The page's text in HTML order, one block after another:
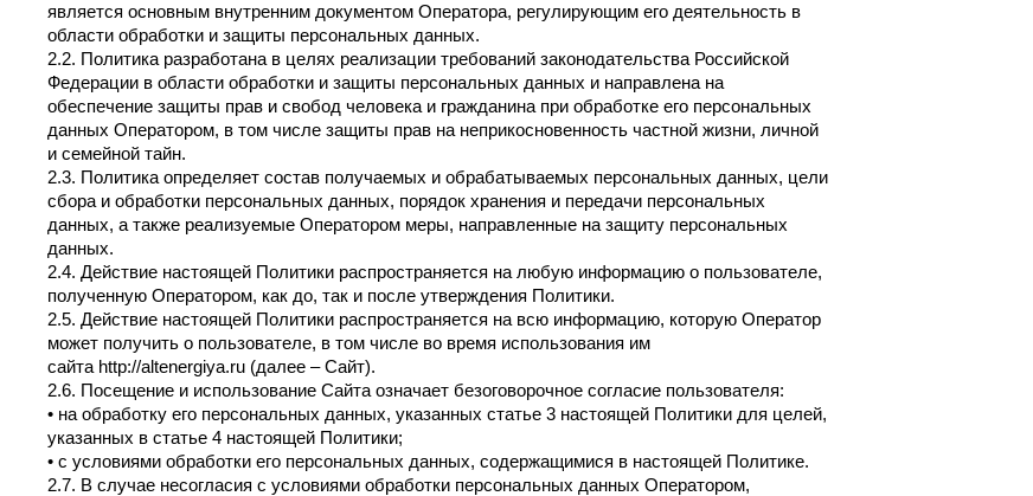
является основным внутренним документом Оператора, регулирующим его деятельность в
области обработки и защиты персональных данных.
2.2. Политика разработана в целях реализации требований законодательства Российской
Федерации в области обработки и защиты персональных данных и направлена на
обеспечение защиты прав и свобод человека и гражданина при обработке его персональных
данных Оператором, в том числе защиты прав на неприкосновенность частной жизни, личной
и семейной тайн.
2.3. Политика определяет состав получаемых и обрабатываемых персональных данных, цели
сбора и обработки персональных данных, порядок хранения и передачи персональных
данных, а также реализуемые Оператором меры, направленные на защиту персональных
данных.
2.4. Действие настоящей Политики распространяется на любую информацию о пользователе,
полученную Оператором, как до, так и после утверждения Политики.
2.5. Действие настоящей Политики распространяется на всю информацию, которую Оператор
может получить о пользователе, в том числе во время использования им
сайта http://altenergiya.ru (далее – Сайт).
2.6. Посещение и использование Сайта означает безоговорочное согласие пользователя:
• на обработку его персональных данных, указанных статье 3 настоящей Политики для целей,
указанных в статье 4 настоящей Политики;
• с условиями обработки его персональных данных, содержащимися в настоящей Политике.
2.7. В случае несогласия с условиями обработки персональных данных Оператором,